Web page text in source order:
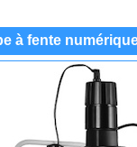
à fente